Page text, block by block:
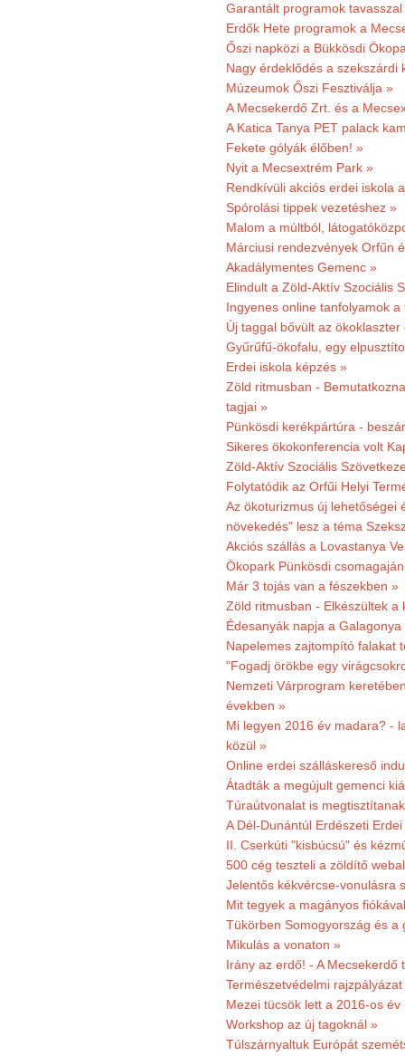
Garantált programok tavasszal
Erdők Hete programok a
Őszi napközi a Bükkösdi
Nagy érdeklődés a szekszárdi
Múzeumok Őszi Fesztiválja »
A Mecsekerdő Zrt. és a
A Katica Tanya PET palack
Fekete gólyák élőben! »
Nyit a Mecsextrém Park »
Rendkívüli akciós erdei iskola
Spórolási tippek vezetéshez »
Malom a múltból,
Márciusi rendezvények Orfűn
Akadálymentes Gemenc »
Elindult a Zöld-Aktív Szociális
Ingyenes online tanfolyamok
Új taggal bővült az ökoklaszter
Gyűrűfű-ökofalu, egy
Erdei iskola képzés »
Zöld ritmusban -
tagjai »
Pünkösdi kerékpártúra -
Sikeres ökokonferencia volt
Zöld-Aktív Szociális
Folytatódik az Orfűi Helyi
Az ökoturizmus új lehetőségei
növekedés" lesz a téma
Akciós szállás a Lovastanya
Ökopark Pünkösdi
Már 3 tojás van a fészekben »
Zöld ritmusban - Elkészültek
Édesanyák napja a
Napelemes zajtompító falakat
"Fogadj örökbe egy
Nemzeti Várprogram
években »
Mi legyen 2016 év madara? -
közül »
Online erdei szálláskereső
Átadták a megújult gemenci
Túraútvonalat is
A Dél-Dunántúl Erdészeti
II. Cserkúti "kisbúcsú" és
500 cég teszteli a zöldítő
Jelentős kékvércse-vonulásra
Mit tegyek a magányos
Tükörben Somogyország és a
Mikulás a vonaton »
Irány az erdő! - A
Természetvédelmi
Mezei tücsök lett a 2016-os év
Workshop az új tagoknál »
Túlszárnyaltuk Európát